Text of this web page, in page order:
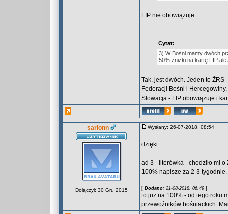
FIP nie obowiązuje
Cytat:
3) W Bośni mamy dwóch
50% zniżki na kartę FIP
Tak, jest dwóch. Jeden to
Federacji Bośni i
Słowacja - FIP obowiązuje i
sarionn
Dołączył: 30 Gru 2015
Wysłany: 26-07-2018, 08:54
dzięki
ad 3 - literówka - chodziło mi
100% napisze za 2-3 tygodnie.
[ Dodano: 21-08-2018, 06:49 ]
to już na 100% - od tego roku
przewoźników bośniackich.